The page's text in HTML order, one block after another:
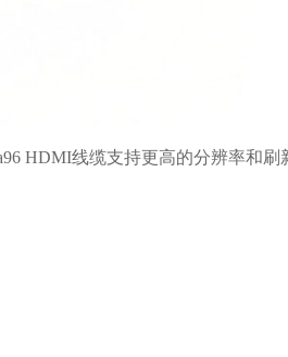
HDMI线缆支持更高的分辨率和刷